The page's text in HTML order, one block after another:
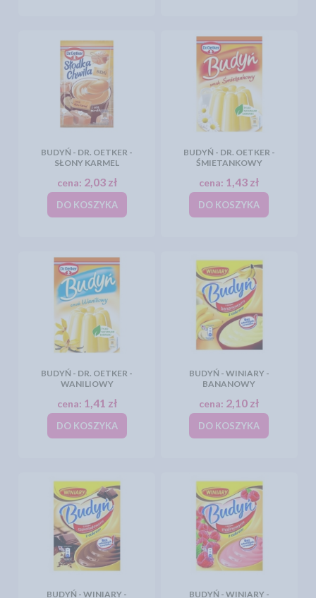
BUDYŃ - DR. OETKER -
SŁONY KARMEL
cena: 2,03 zł
DO KOSZYKA
BUDYŃ - DR. OETKER -
ŚMIETANKOWY
cena: 1,43 zł
DO KOSZYKA
BUDYŃ - DR. OETKER -
WANILIOWY
cena: 1,41 zł
DO KOSZYKA
BUDYŃ - WINIARY -
BANANOWY
cena: 2,10 zł
DO KOSZYKA
BUDYŃ - WINIARY - BUDYŃ - WINIARY -